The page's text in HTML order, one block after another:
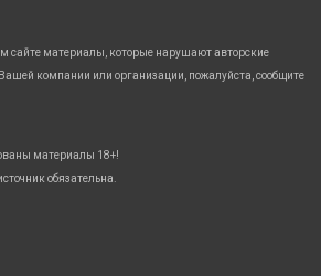
сайте материалы, которые нарушают авторские
компании или организации, пожалуйста, сообщите
материалы 18+!
обязательна.